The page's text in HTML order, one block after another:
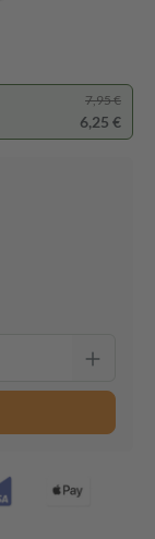
7,95 €
6,25 €